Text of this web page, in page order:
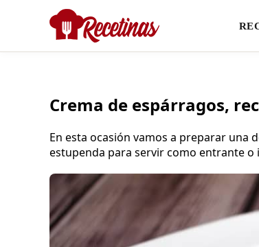
Crema de espárragos,
En esta ocasión vamos a preparar una
estupenda para servir como entrante o